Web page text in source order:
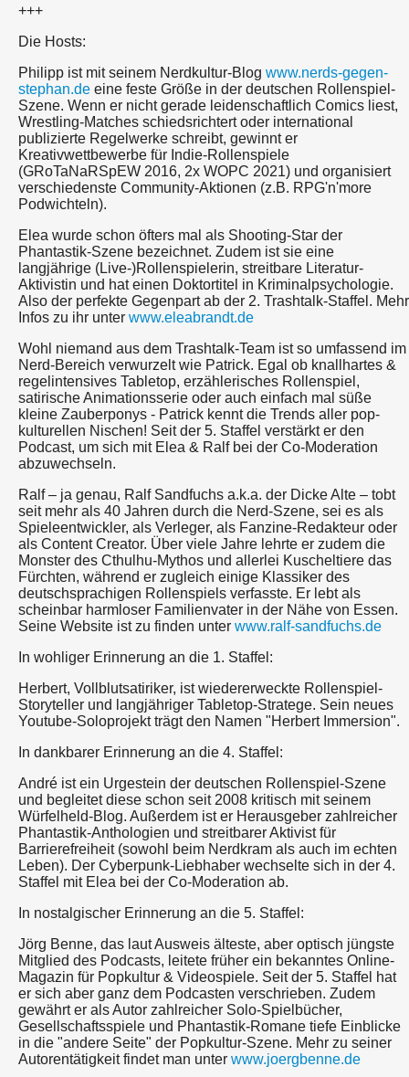
+++
Die Hosts:
Philipp ist mit seinem Nerdkultur-Blog www.nerds-gegen-
stephan.de eine feste Größe in der deutschen Rollenspiel-
Szene. Wenn er nicht gerade leidenschaftlich Comics liest,
Wrestling-Matches schiedsrichtert oder international
publizierte Regelwerke schreibt, gewinnt er
Kreativwettbewerbe für Indie-Rollenspiele
(GRoTaNaRSpEW 2016, 2x WOPC 2021) und organisiert
verschiedenste Community-Aktionen (z.B. RPG'n'more
Podwichteln).
Elea wurde schon öfters mal als Shooting-Star der
Phantastik-Szene bezeichnet. Zudem ist sie eine
langjährige (Live-)Rollenspielerin, streitbare Literatur-
Aktivistin und hat einen Doktortitel in Kriminalpsychologie.
Also der perfekte Gegenpart ab der 2. Trashtalk-Staffel. Mehr
Infos zu ihr unter www.eleabrandt.de
Wohl niemand aus dem Trashtalk-Team ist so umfassend im
Nerd-Bereich verwurzelt wie Patrick. Egal ob knallhartes &
regelintensives Tabletop, erzählerisches Rollenspiel,
satirische Animationsserie oder auch einfach mal süße
kleine Zauberponys - Patrick kennt die Trends aller pop-
kulturellen Nischen! Seit der 5. Staffel verstärkt er den
Podcast, um sich mit Elea & Ralf bei der Co-Moderation
abzuwechseln.
Ralf – ja genau, Ralf Sandfuchs a.k.a. der Dicke Alte – tobt
seit mehr als 40 Jahren durch die Nerd-Szene, sei es als
Spieleentwickler, als Verleger, als Fanzine-Redakteur oder
als Content Creator. Über viele Jahre lehrte er zudem die
Monster des Cthulhu-Mythos und allerlei Kuscheltiere das
Fürchten, während er zugleich einige Klassiker des
deutschsprachigen Rollenspiels verfasste. Er lebt als
scheinbar harmloser Familienvater in der Nähe von Essen.
Seine Website ist zu finden unter www.ralf-sandfuchs.de
In wohliger Erinnerung an die 1. Staffel:
Herbert, Vollblutsatiriker, ist wiedererweckte Rollenspiel-
Storyteller und langjähriger Tabletop-Stratege. Sein neues
Youtube-Soloprojekt trägt den Namen "Herbert Immersion".
In dankbarer Erinnerung an die 4. Staffel:
André ist ein Urgestein der deutschen Rollenspiel-Szene
und begleitet diese schon seit 2008 kritisch mit seinem
Würfelheld-Blog. Außerdem ist er Herausgeber zahlreicher
Phantastik-Anthologien und streitbarer Aktivist für
Barrierefreiheit (sowohl beim Nerdkram als auch im echten
Leben). Der Cyberpunk-Liebhaber wechselte sich in der 4.
Staffel mit Elea bei der Co-Moderation ab.
In nostalgischer Erinnerung an die 5. Staffel:
Jörg Benne, das laut Ausweis älteste, aber optisch jüngste
Mitglied des Podcasts, leitete früher ein bekanntes Online-
Magazin für Popkultur & Videospiele. Seit der 5. Staffel hat
er sich aber ganz dem Podcasten verschrieben. Zudem
gewährt er als Autor zahlreicher Solo-Spielbücher,
Gesellschaftsspiele und Phantastik-Romane tiefe Einblicke
in die "andere Seite" der Popkultur-Szene. Mehr zu seiner
Autorentätigkeit findet man unter www.joergbenne.de